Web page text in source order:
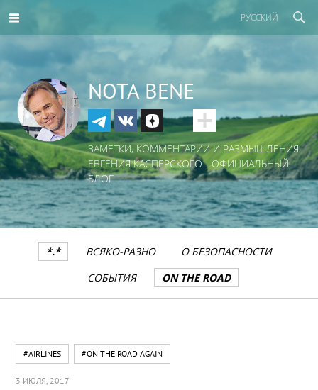
РУССКИЙ
NOTA BENE
ЗАМЕТКИ, КОММЕНТАРИИ И РАЗМЫШЛЕНИЯ
ЕВГЕНИЯ КАСПЕРСКОГО - ОФИЦИАЛЬНЫЙ
БЛОГ
*.* ВСЯКО-РАЗНО
О БЕЗОПАСНОСТИ
СОБЫТИЯ
ON THE ROAD
#AIRLINES #ON THE ROAD AGAIN
3 ИЮЛЯ, 2017